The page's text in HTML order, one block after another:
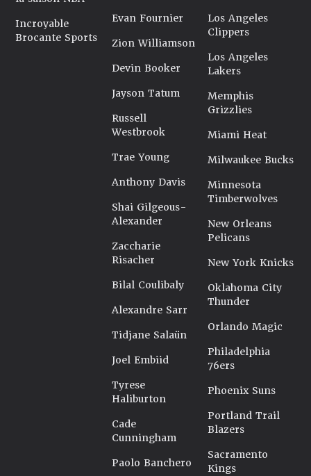
Incroyable
Brocante Sports
Evan Fournier
Zion Williamson
Devin Booker
Jayson Tatum
Russell
Westbrook
Trae Young
Anthony Davis
Shai Gilgeous-
Alexander
Zaccharie
Risacher
Bilal Coulibaly
Alexandre Sarr
Tidjane Salaün
Joel Embiid
Tyrese
Haliburton
Cade
Cunningham
Paolo Banchero
Los Angeles
Clippers
Los Angeles
Lakers
Memphis
Grizzlies
Miami Heat
Milwaukee Bucks
Minnesota
Timberwolves
New Orleans
Pelicans
New York Knicks
Oklahoma City
Thunder
Orlando Magic
Philadelphia
76ers
Phoenix Suns
Portland Trail
Blazers
Sacramento
Kings